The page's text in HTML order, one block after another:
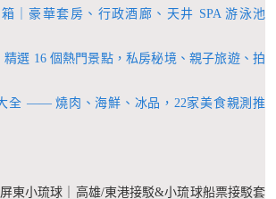
｜豪華套房、行政酒廊、天井 SPA 游泳池
選 16 個熱門景點，私房秘境、親子旅遊、拍
全 —— 燒肉、海鮮、冰品，22家美食親測推
東小琉球｜高雄/東港接駁&小琉球船票接駁套